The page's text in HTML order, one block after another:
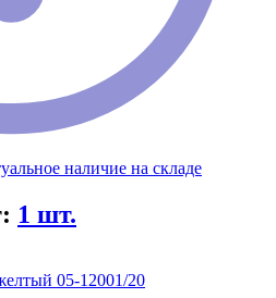
наличие на складе
1 шт.
05-12001/20